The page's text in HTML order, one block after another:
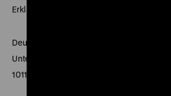
Erklärung digitale Barrierefreiheit
Deutsches Historisches Museum
Unter den Linden 2
10117 Berlin